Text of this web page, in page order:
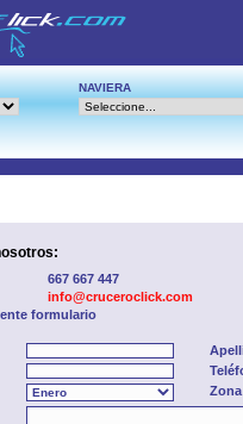
NAVIERA
667 667 447
info@cruceroclick.com
formulario